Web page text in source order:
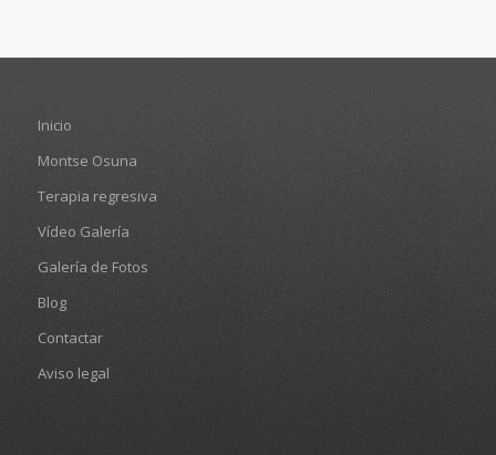
Inicio
Montse Osuna
Terapia regresiva
Vídeo Galería
Galería de Fotos
Blog
Contactar
Aviso legal